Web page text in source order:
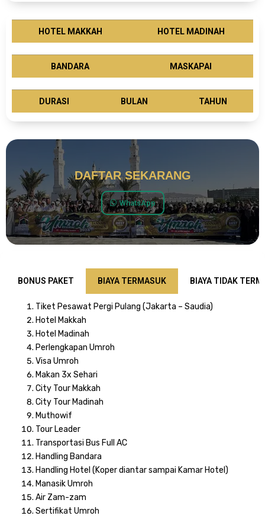
HOTEL MAKKAH HOTEL MADINAH
BANDARA MASKAPAI
DURASI BULAN TAHUN
DAFTAR SEKARANG
WhatsApp
BONUS PAKET BIAYA TERMASUK BIAYA TIDAK
Tiket Pesawat Pergi Pulang (Jakarta – Saudia)
Hotel Makkah
Hotel Madinah
Perlengkapan Umroh
Visa Umroh
Makan 3x Sehari
City Tour Makkah
City Tour Madinah
Muthowif
Tour Leader
Transportasi Bus Full AC
Handling Bandara
Handling Hotel (Koper diantar sampai Kamar Hotel)
Manasik Umroh
Air Zam-zam
Sertifikat Umroh